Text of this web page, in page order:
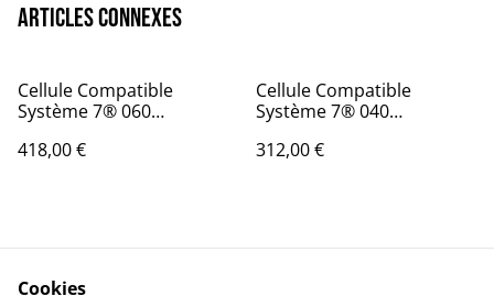
Articles connexes
Cellule Compatible
Système 7® 060
418,00 €
Cellule Compatible
Système 7® 040
312,00 €
Cookies